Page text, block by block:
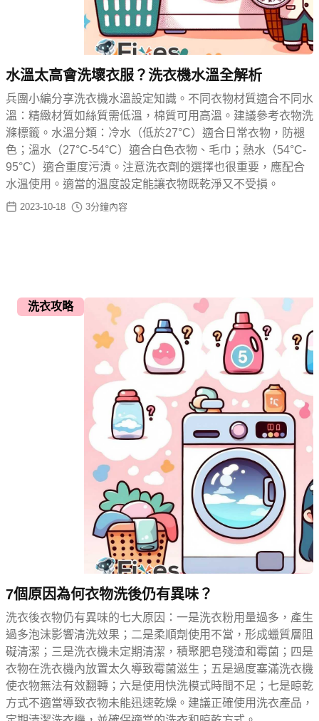
水溫太高會洗壞衣服？洗衣機水溫全解析
兵團小編分享洗衣機水溫設定知識。不同衣物材質適合不同水
溫：精緻材質如絲質需低溫，棉質可用高溫。建議參考衣物洗
滌標籤。水溫分類：冷水（低於27°C）適合日常衣物，防褪
色；溫水（27°C-54°C）適合白色衣物、毛巾；熱水（54°C-
95°C）適合重度污漬。注意洗衣劑的選擇也很重要，應配合
水溫使用。適當的溫度設定能讓衣物既乾淨又不受損。
2023-10-18 3分鐘內容
洗衣攻略
7個原因為何衣物洗後仍有異味？
洗衣後衣物仍有異味的七大原因：一是洗衣粉用量過多，產生
過多泡沫影響清洗效果；二是柔順劑使用不當，形成蠟質層阻
礙清潔；三是洗衣機未定期清潔，積聚肥皂殘渣和霉菌；四是
衣物在洗衣機內放置太久導致霉菌滋生；五是過度塞滿洗衣機
使衣物無法有效翻轉；六是使用快洗模式時間不足；七是晾乾
方式不適當導致衣物未能迅速乾燥。建議正確使用洗衣產品，